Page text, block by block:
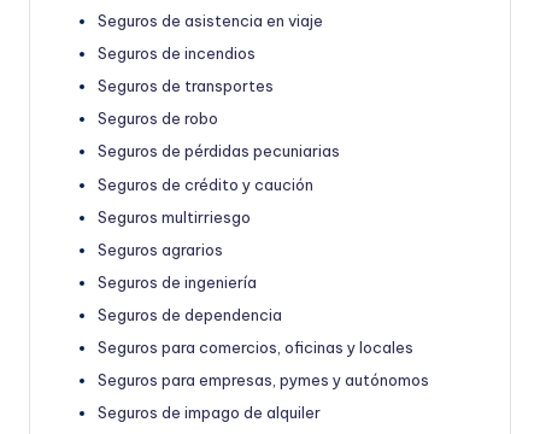
Seguros de asistencia en viaje
Seguros de incendios
Seguros de transportes
Seguros de robo
Seguros de pérdidas pecuniarias
Seguros de crédito y caución
Seguros multirriesgo
Seguros agrarios
Seguros de ingeniería
Seguros de dependencia
Seguros para comercios, oficinas y locales
Seguros para empresas, pymes y autónomos
Seguros de impago de alquiler